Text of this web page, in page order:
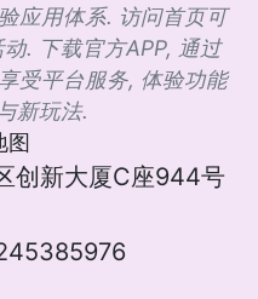
应用体系. 访问首页可
. 下载官方APP, 通过
受平台服务, 体验功能
新玩法.
图
创新大厦C座944号